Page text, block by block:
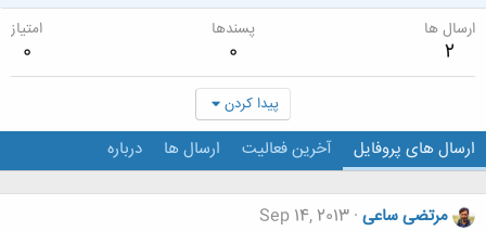
ارسال ها
2
پسندها
0
امتیاز
0
پیدا کردن
ارسال های پروفایل آخرین فعالیت ارسال ها درباره
مرتضی ساعی Sep 14, 2013